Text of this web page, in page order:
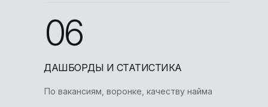
По вакансиям, воронке, качеству найма
06
ДАШБОРДЫ И СТАТИСТИКА